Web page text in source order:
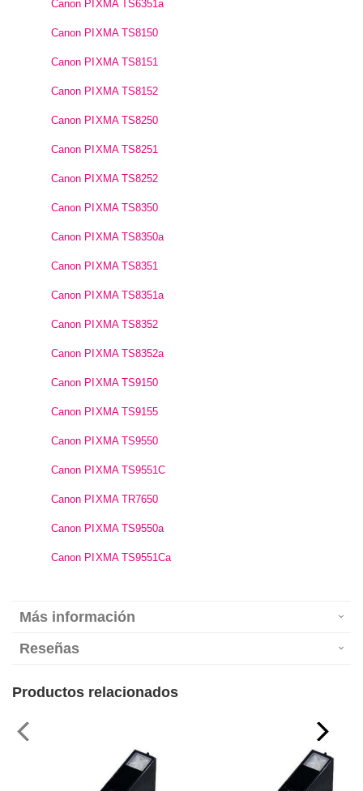
Canon PIXMA TS6351a
Canon PIXMA TS8150
Canon PIXMA TS8151
Canon PIXMA TS8152
Canon PIXMA TS8250
Canon PIXMA TS8251
Canon PIXMA TS8252
Canon PIXMA TS8350
Canon PIXMA TS8350a
Canon PIXMA TS8351
Canon PIXMA TS8351a
Canon PIXMA TS8352
Canon PIXMA TS8352a
Canon PIXMA TS9150
Canon PIXMA TS9155
Canon PIXMA TS9550
Canon PIXMA TS9551C
Canon PIXMA TR7650
Canon PIXMA TS9550a
Canon PIXMA TS9551Ca
Más información
Reseñas
Productos relacionados